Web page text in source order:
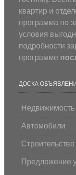
квартир и
программа по
условия
подробности
программе
ДОСКА
Недвижимость
Автомобили
Предложение